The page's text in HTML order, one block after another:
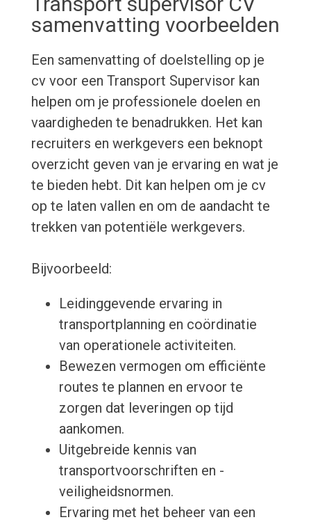
samenvatting voorbeelden
Een samenvatting of doelstelling op je
cv voor een Transport Supervisor kan
helpen om je professionele doelen en
vaardigheden te benadrukken. Het kan
recruiters en werkgevers een beknopt
overzicht geven van je ervaring en wat je
te bieden hebt. Dit kan helpen om je cv
op te laten vallen en om de aandacht te
trekken van potentiële werkgevers.
Bijvoorbeeld:
Leidinggevende ervaring in
transportplanning en coördinatie
van operationele activiteiten.
Bewezen vermogen om efficiënte
routes te plannen en ervoor te
zorgen dat leveringen op tijd
aankomen.
Uitgebreide kennis van
transportvoorschriften en -
veiligheidsnormen.
Ervaring met het beheer van een